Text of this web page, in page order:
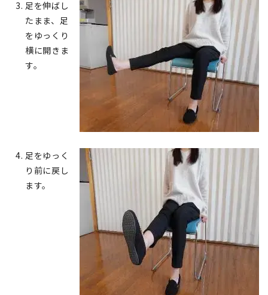
足を伸ばし
たまま、足
をゆっくり
横に開きま
す。
足をゆっく
り前に戻し
ます。